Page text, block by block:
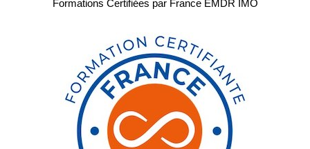
Formations Certifiées par France EMDR IMO